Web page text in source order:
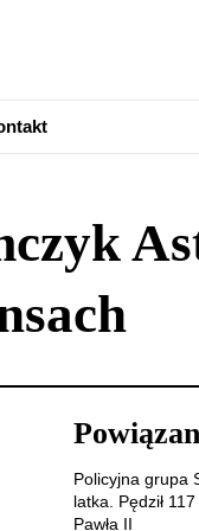
Policyjna grupa
latka. Pędził
Pawła II